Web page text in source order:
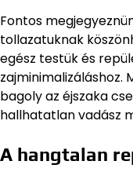
Fontos
tollazatuknak
egész testük és
zajminimalizáláshoz.
bagoly az éjszaka
hallhatatlan vadász
A hangtalan